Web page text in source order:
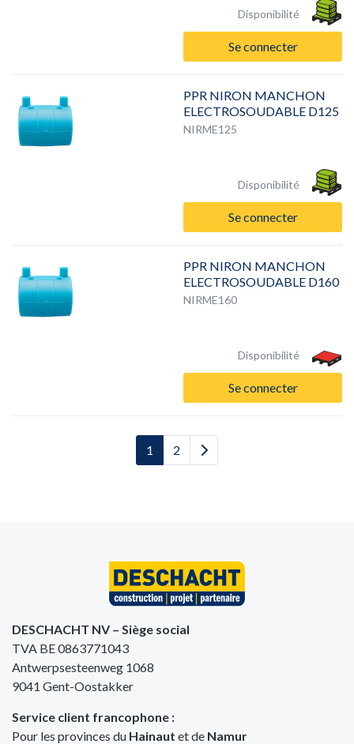
Disponibilité
Se connecter
PPR NIRON MANCHON
ELECTROSOUDABLE D125
NIRME125
Disponibilité
Se connecter
PPR NIRON MANCHON
ELECTROSOUDABLE D160
NIRME160
Disponibilité
Se connecter
1 2
DESCHACHT NV – Siège social
TVA BE 0863771043
Antwerpsesteenweg 1068
9041 Gent-Oostakker
Service client francophone :
Pour les provinces du Hainaut et de Namur